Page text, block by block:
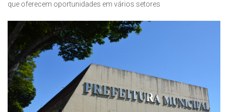
que oferecem oportunidades em vários setores